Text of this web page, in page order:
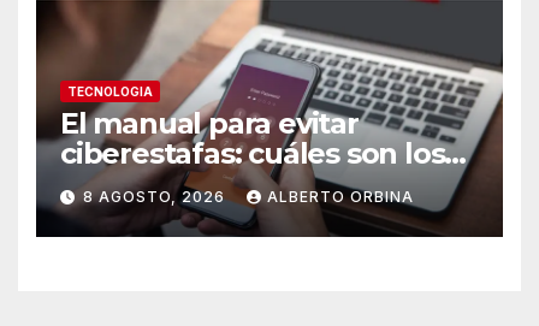
TECNOLOGIA
El manual para evitar
ciberestafas: cuáles son los
engaños más comunes y las
señales de alerta
8 AGOSTO, 2026 ALBERTO ORBINA